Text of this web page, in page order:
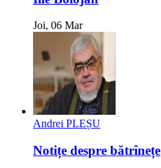
Joi, 06 Mar
Andrei PLEȘU
Notițe despre bătrînețe